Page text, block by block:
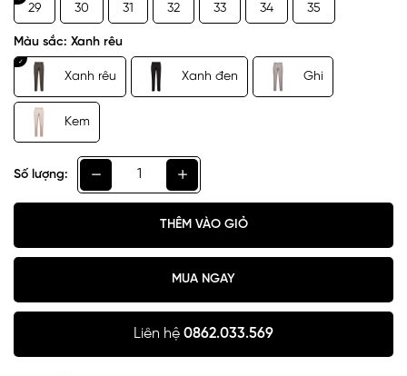
29 30 31 32 33 34 35
Màu sắc: Xanh rêu
Xanh rêu Xanh đen Ghi
Kem
Số lượng:
THÊM VÀO GIỎ
MUA NGAY
Liên hệ 0862.033.569